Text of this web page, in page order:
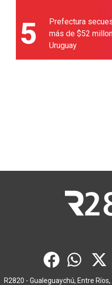
5
Prefectura
más de $52
Uruguay
R2820 - Gualeguaychú, Entre